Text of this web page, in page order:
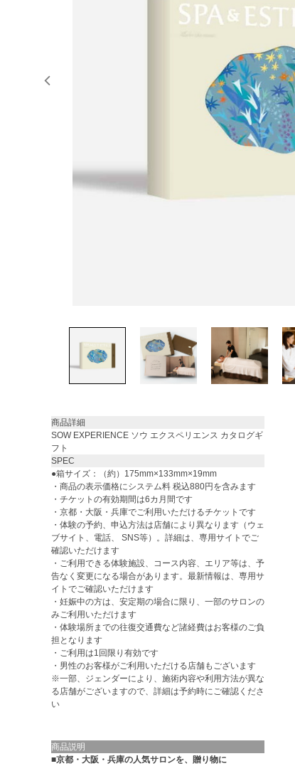
商品詳細
SOW EXPERIENCE ソウ エクスペリエンス カタログギ
フト
SPEC
●箱サイズ：（約）175mm×133mm×19mm
・商品の表示価格にシステム料 税込880円を含みます
・チケットの有効期間は6カ月間です
・京都・大阪・兵庫でご利用いただけるチケットです
・体験の予約、申込方法は店舗により異なります（ウェ
ブサイト、電話、 SNS等）。詳細は、専用サイトでご
確認いただけます
・ご利用できる体験施設、コース内容、エリア等は、予
告なく変更になる場合があります。最新情報は、専用サ
イトでご確認いただけます
・妊娠中の方は、安定期の場合に限り、一部のサロンの
みご利用いただけます
・体験場所までの往復交通費など諸経費はお客様のご負
担となります
・ご利用は1回限り有効です
・男性のお客様がご利用いただける店舗もございます
※一部、ジェンダーにより、施術内容や利用方法が異な
る店舗がございますので、詳細は予約時にご確認くださ
い
商品説明
■京都・大阪・兵庫の人気サロンを、贈り物に